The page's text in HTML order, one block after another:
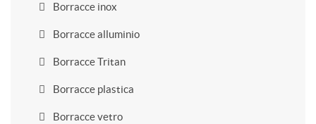
Borracce inox
Borracce alluminio
Borracce Tritan
Borracce plastica
Borracce vetro